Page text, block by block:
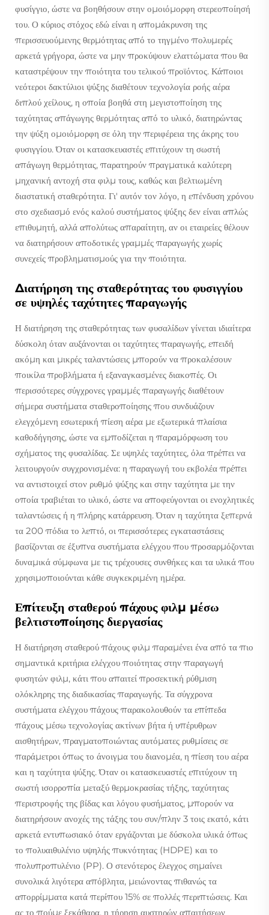
φυσίγγιο, ώστε να βοηθήσουν στην ομοιόμορφη στερεοποίησή
του. Ο κύριος στόχος εδώ είναι η απομάκρυνση της
περισσευούμενης θερμότητας από το τηγμένο πολυμερές
αρκετά γρήγορα, ώστε να μην προκύψουν ελαττώματα που θα
καταστρέψουν την ποιότητα του τελικού προϊόντος. Κάποιοι
νεότεροι δακτύλιοι ψύξης διαθέτουν τεχνολογία ροής αέρα
διπλού χείλους, η οποία βοηθά στη μεγιστοποίηση της
ταχύτητας απάγωγης θερμότητας από το υλικό, διατηρώντας
την ψύξη ομοιόμορφη σε όλη την περιφέρεια της άκρης του
φυσιγγίου. Όταν οι κατασκευαστές επιτύχουν τη σωστή
απάγωγη θερμότητας, παρατηρούν πραγματικά καλύτερη
μηχανική αντοχή στα φιλμ τους, καθώς και βελτιωμένη
διαστατική σταθερότητα. Γι' αυτόν τον λόγο, η επένδυση χρόνου
στο σχεδιασμό ενός καλού συστήματος ψύξης δεν είναι απλώς
επιθυμητή, αλλά απολύτως απαραίτητη, αν οι εταιρείες θέλουν
να διατηρήσουν αποδοτικές γραμμές παραγωγής χωρίς
συνεχείς προβληματισμούς για την ποιότητα.
Διατήρηση της σταθερότητας του φυσιγγίου
σε υψηλές ταχύτητες παραγωγής
Η διατήρηση της σταθερότητας των φυσαλίδων γίνεται ιδιαίτερα
δύσκολη όταν αυξάνονται οι ταχύτητες παραγωγής, επειδή
ακόμη και μικρές ταλαντώσεις μπορούν να προκαλέσουν
ποικίλα προβλήματα ή εξαναγκασμένες διακοπές. Οι
περισσότερες σύγχρονες γραμμές παραγωγής διαθέτουν
σήμερα συστήματα σταθεροποίησης που συνδυάζουν
ελεγχόμενη εσωτερική πίεση αέρα με εξωτερικά πλαίσια
καθοδήγησης, ώστε να εμποδίζεται η παραμόρφωση του
σχήματος της φυσαλίδας. Σε υψηλές ταχύτητες, όλα πρέπει να
λειτουργούν συγχρονισμένα: η παραγωγή του εκβολέα πρέπει
να αντιστοιχεί στον ρυθμό ψύξης και στην ταχύτητα με την
οποία τραβιέται το υλικό, ώστε να αποφεύγονται οι ενοχλητικές
ταλαντώσεις ή η πλήρης κατάρρευση. Όταν η ταχύτητα ξεπερνά
τα 200 πόδια το λεπτό, οι περισσότερες εγκαταστάσεις
βασίζονται σε έξυπνα συστήματα ελέγχου που προσαρμόζονται
δυναμικά σύμφωνα με τις τρέχουσες συνθήκες και τα υλικά που
χρησιμοποιούνται κάθε συγκεκριμένη ημέρα.
Επίτευξη σταθερού πάχους φιλμ μέσω
βελτιστοποίησης διεργασίας
Η διατήρηση σταθερού πάχους φιλμ παραμένει ένα από τα πιο
σημαντικά κριτήρια ελέγχου ποιότητας στην παραγωγή
φυσητών φιλμ, κάτι που απαιτεί προσεκτική ρύθμιση
ολόκληρης της διαδικασίας παραγωγής. Τα σύγχρονα
συστήματα ελέγχου πάχους παρακολουθούν τα επίπεδα
πάχους μέσω τεχνολογίας ακτίνων βήτα ή υπέρυθρων
αισθητήρων, πραγματοποιώντας αυτόματες ρυθμίσεις σε
παράμετροι όπως το άνοιγμα του διανομέα, η πίεση του αέρα
και η ταχύτητα ψύξης. Όταν οι κατασκευαστές επιτύχουν τη
σωστή ισορροπία μεταξύ θερμοκρασίας τήξης, ταχύτητας
περιστροφής της βίδας και λόγου φυσήματος, μπορούν να
διατηρήσουν ανοχές της τάξης του συν/πλην 3 τοις εκατό, κάτι
αρκετά εντυπωσιακό όταν εργάζονται με δύσκολα υλικά όπως
το πολυαιθυλένιο υψηλής πυκνότητας (HDPE) και το
πολυπροπυλένιο (PP). Ο στενότερος έλεγχος σημαίνει
συνολικά λιγότερα απόβλητα, μειώνοντας πιθανώς τα
απορρίμματα κατά περίπου 15% σε πολλές περιπτώσεις. Και
ας το πούμε ξεκάθαρα, η τήρηση αυστηρών απαιτήσεων